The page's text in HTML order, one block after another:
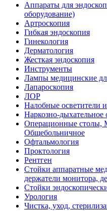
Аппараты для
оборудование)
Артроскопия
Гибкая эндоскопия
Гинекология
Дерматология
Жесткая эндоскопия
Инструменты
Лампы медицинские
Лапароскопия
ЛОР
Налобные осветители
Наркозно-дыхательное
Операционные столы,
Общебольничное
Офтальмология
Проктология
Рентген
Стойки аппаратные
держатели монитора,
Стойки
Урология
Чистка, уход,